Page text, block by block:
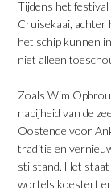
Tijdens het festival
Cruisekaai, achter
het schip kunnen
niet alleen
​Zoals Wim
nabijheid van de
Oostende voor
traditie en
stilstand. Het
wortels koestert